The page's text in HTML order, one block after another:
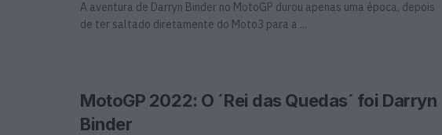
A aventura de Darryn Binder no MotoGP durou apenas uma época, depois
de ter saltado diretamente do Moto3 para a ...
MotoGP 2022: O ´Rei das Quedas´ foi Darryn
Binder